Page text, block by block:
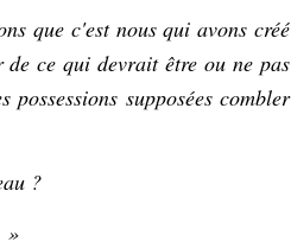
que c'est nous qui avons créé
de ce qui devrait être ou ne pas
supposées combler
?
»